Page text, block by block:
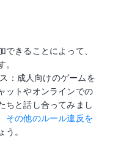
きることによって、
：成人向けのゲームを
ットやオンラインでの
ちと話し合ってみまし
その他のルール違反を
。